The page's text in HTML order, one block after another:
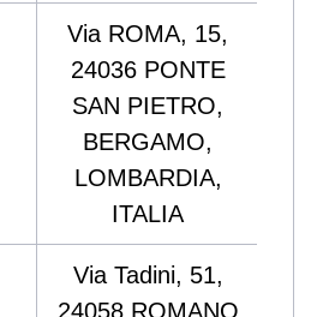
Via ROMA, 15,
24036 PONTE
SAN PIETRO,
BERGAMO,
LOMBARDIA,
ITALIA
Via Tadini, 51,
24058 ROMANO